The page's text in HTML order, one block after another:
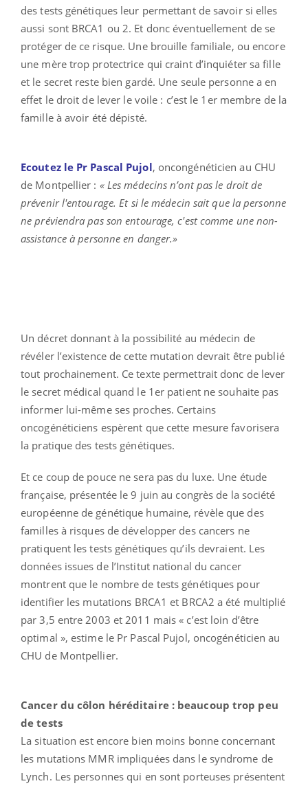
des tests génétiques leur permettant de savoir si elles
aussi sont BRCA1 ou 2. Et donc éventuellement de se
protéger de ce risque. Une brouille familiale, ou encore
une mère trop protectrice qui craint d’inquiéter sa fille
et le secret reste bien gardé. Une seule personne a en
effet le droit de lever le voile : c’est le 1er membre de la
famille à avoir été dépisté.
Ecoutez le Pr Pascal Pujol, oncongénéticien au CHU
de Montpellier : « Les médecins n’ont pas le droit de
prévenir l'entourage. Et si le médecin sait que la personne
ne préviendra pas son entourage, c'est comme une non-
assistance à personne en danger.»
Un décret donnant à la possibilité au médecin de
révéler l’existence de cette mutation devrait être publié
tout prochainement. Ce texte permettrait donc de lever
le secret médical quand le 1er patient ne souhaite pas
informer lui-même ses proches. Certains
oncogénéticiens espèrent que cette mesure favorisera
la pratique des tests génétiques.
Et ce coup de pouce ne sera pas du luxe. Une étude
française, présentée le 9 juin au congrès de la société
européenne de génétique humaine, révèle que des
familles à risques de développer des cancers ne
pratiquent les tests génétiques qu’ils devraient. Les
données issues de l’Institut national du cancer
montrent que le nombre de tests génétiques pour
identifier les mutations BRCA1 et BRCA2 a été multiplié
par 3,5 entre 2003 et 2011 mais « c’est loin d’être
optimal », estime le Pr Pascal Pujol, oncogénéticien au
CHU de Montpellier.
Cancer du côlon héréditaire : beaucoup trop peu
de tests
La situation est encore bien moins bonne concernant
les mutations MMR impliquées dans le syndrome de
Lynch. Les personnes qui en sont porteuses présentent